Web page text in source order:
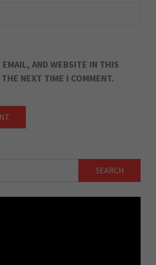
EMAIL, AND WEBSITE IN THIS
NEXT TIME I COMMENT.